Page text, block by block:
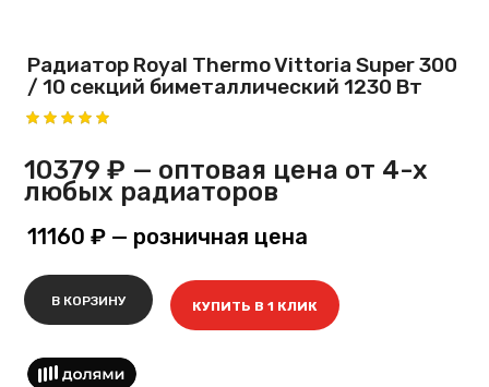
Радиатор Royal Thermo Vittoria Super 300
/ 10 секций биметаллический 1230 Вт
10379 ₽ — оптовая цена от 4-х
любых радиаторов
11160 ₽ — розничная цена
В КОРЗИНУ КУПИТЬ В 1 КЛИК